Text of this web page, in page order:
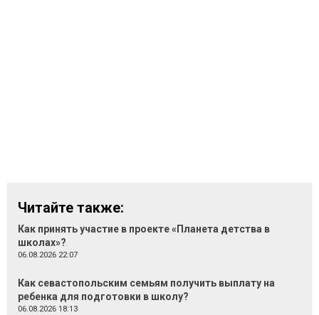
Читайте также:
Как принять участие в проекте «Планета детства в
школах»?
06.08.2026 22:07
Как севастопольским семьям получить выплату на
ребенка для подготовки в школу?
06.08.2026 18:13